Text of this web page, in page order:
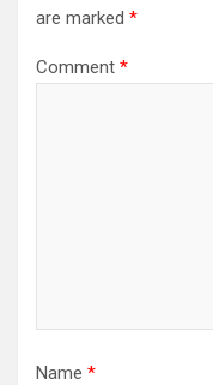
are marked *
Comment *
Name *